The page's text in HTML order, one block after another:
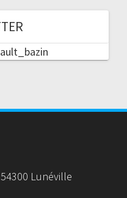
Lunéville